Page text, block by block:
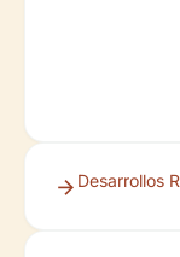
Desarrollos